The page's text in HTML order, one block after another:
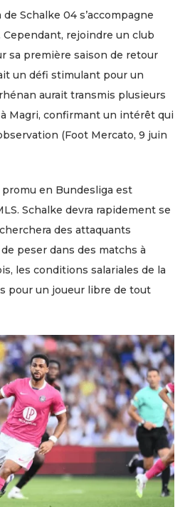
Schalke 04 s’accompagne
Cependant, rejoindre un club
sa première saison de retour
un défi stimulant pour un
aurait transmis plusieurs
Magri, confirmant un intérêt qui
(Foot Mercato, 9 juin
en Bundesliga est
Schalke devra rapidement se
des attaquants
peser dans des matchs à
les conditions salariales de la
pour un joueur libre de tout